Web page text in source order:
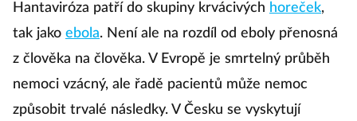
Hantaviróza patří do skupiny krvácivých horeček,
tak jako ebola. Není ale na rozdíl od eboly přenosná
z člověka na člověka. V Evropě je smrtelný průběh
nemoci vzácný, ale řadě pacientů může nemoc
způsobit trvalé následky. V Česku se vyskytují